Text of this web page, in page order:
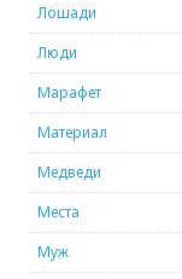
Лошади
Люди
Марафет
Материал
Медведи
Места
Муж